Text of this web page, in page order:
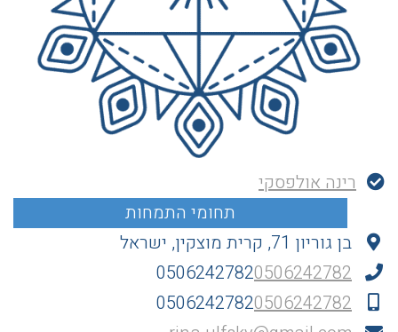
רינה אולפסקי
בן גוריון 71, קרית מוצקין, ישראל
05062427820506242782
05062427820506242782